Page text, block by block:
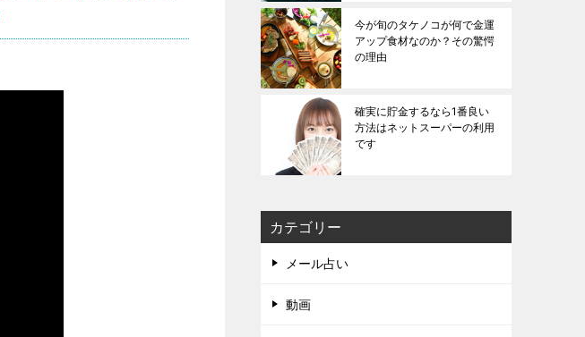
今が旬のタケノコが何で金運
アップ食材なのか？その驚愕
の理由
確実に貯金するなら1番良い
方法はネットスーパーの利用
です
カテゴリー
メール占い
動画